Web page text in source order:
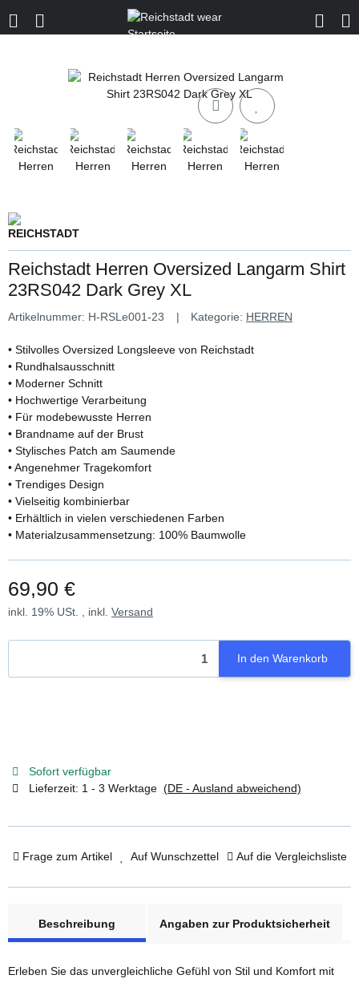
Reichstadt Herren Oversized Langarm Shirt
23RS042 Dark Grey XL
Artikelnummer: H-RSLe001-23 Kategorie: HERREN
• Stilvolles Oversized Longsleeve von Reichstadt
• Rundhalsausschnitt
• Moderner Schnitt
• Hochwertige Verarbeitung
• Für modebewusste Herren
• Brandname auf der Brust
• Stylisches Patch am Saumende
• Angenehmer Tragekomfort
• Trendiges Design
• Vielseitig kombinierbar
• Erhältlich in vielen verschiedenen Farben
• Materialzusammensetzung: 100% Baumwolle
69,90 €
inkl. 19% USt. , inkl. Versand
In den Warenkorb
Sofort verfügbar
Lieferzeit: 1 - 3 Werktage (DE - Ausland abweichend)
Frage zum Artikel Auf Wunschzettel Auf die Vergleichsliste
Beschreibung
Angaben zur Produktsicherheit
Erleben Sie das unvergleichliche Gefühl von Stil und Komfort mit